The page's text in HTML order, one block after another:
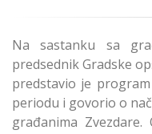
Na sastanku sa
predsednik Gradske
predstavio je
periodu i govorio o
građanima